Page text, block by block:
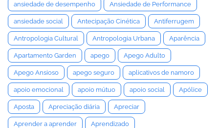
ansiedade de desempenho Ansiedade de Performance
ansiedade social Antecipação Cinética Antiferrugem
Antropologia Cultural Antropologia Urbana Aparência
Apartamento Garden apego Apego Adulto
Apego Ansioso apego seguro aplicativos de namoro
apoio emocional apoio mútuo apoio social Apólice
Aposta Apreciação diária Apreciar
Aprender a aprender Aprendizado